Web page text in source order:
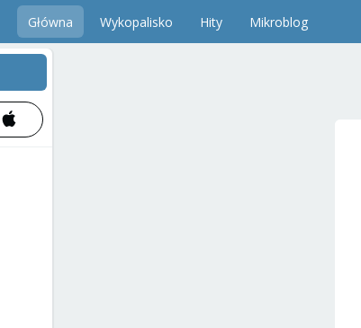
Główna Wykopalisko Hity Mikroblog